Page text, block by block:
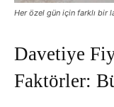
Her özel gün için farklı bir
Davetiye
Faktörler: